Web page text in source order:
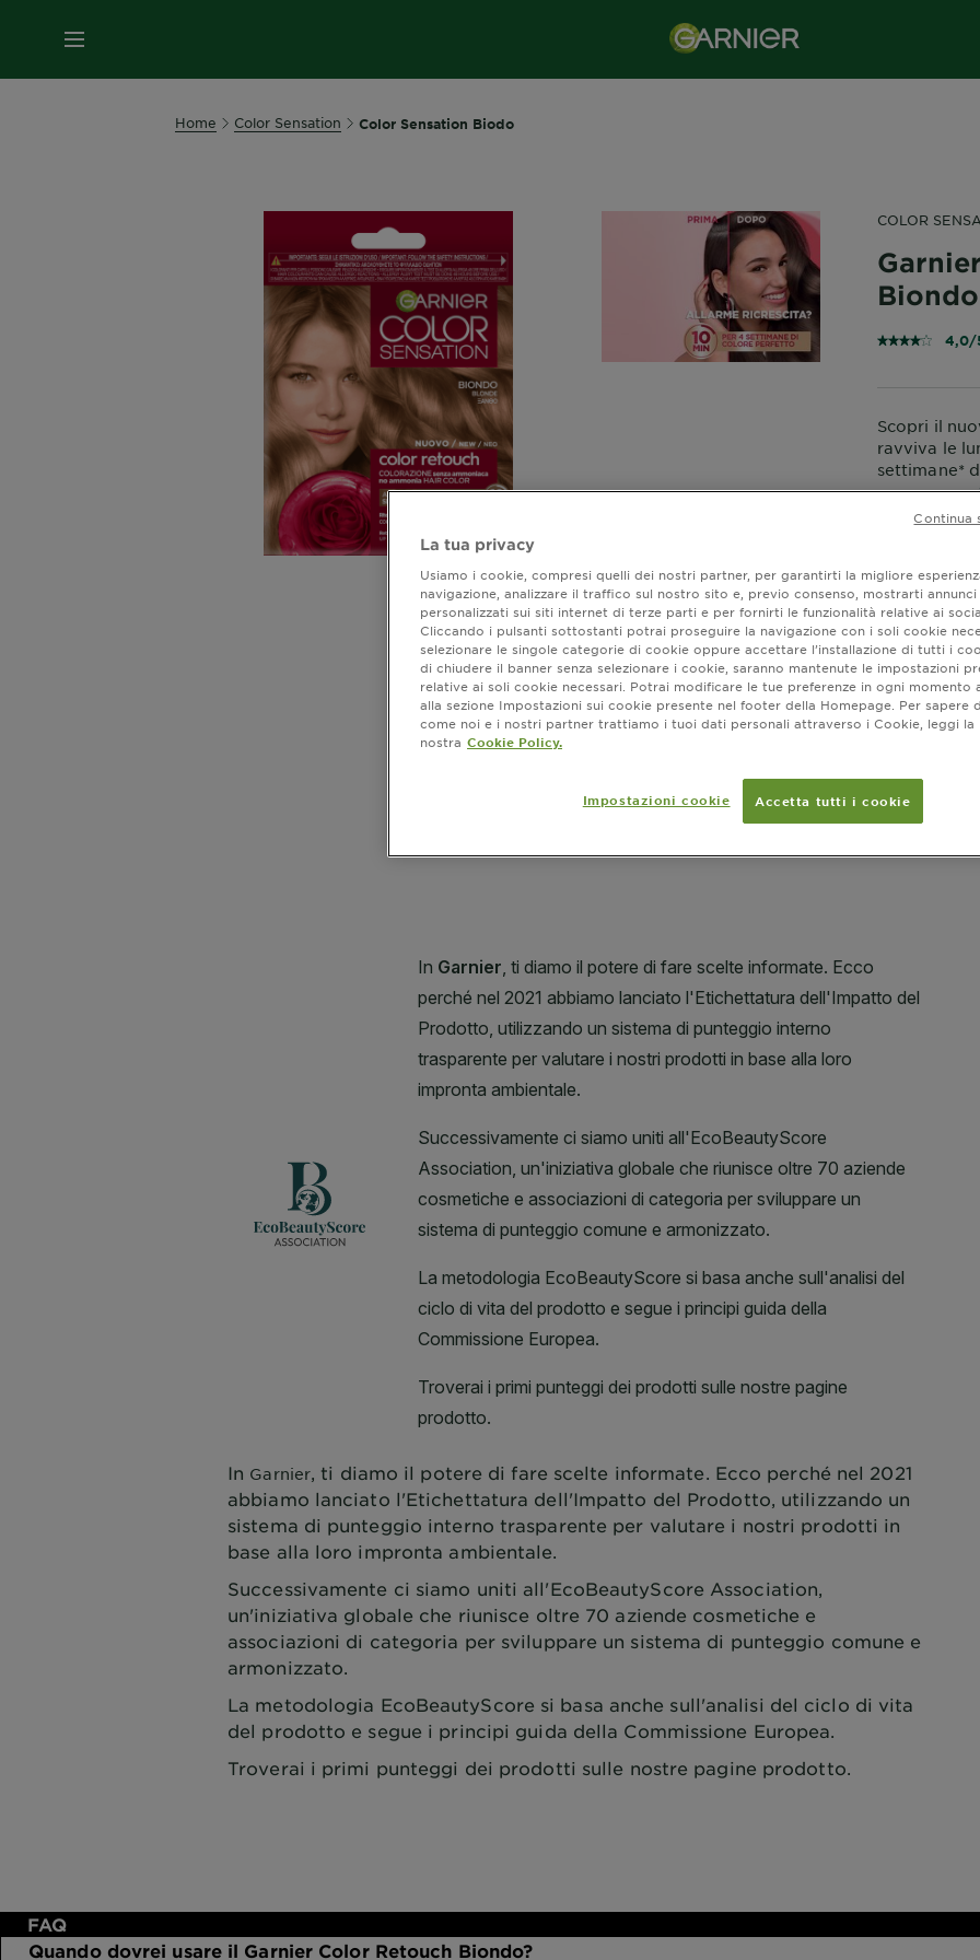
MENU
Home Color Sensation Color Sensation Biodo
SLIDE 1SLIDE 2SLIDE 3
SLIDE 4
COLOR
Biondo
4,0/
Scopri il
ravviva le
settimane*
copertura
MOSTRA DI
Dove
In Garnier, ti diamo il potere di fare scelte informate. Ecco perché nel 2021
abbiamo lanciato l'Etichettatura dell'Impatto del Prodotto, utilizzando un
sistema di punteggio interno trasparente per valutare i nostri prodotti in
base alla loro impronta ambientale.
Successivamente ci siamo uniti all'EcoBeautyScore Association,
un'iniziativa globale che riunisce oltre 70 aziende cosmetiche e
associazioni di categoria per sviluppare un sistema di punteggio comune e
armonizzato.
La metodologia EcoBeautyScore si basa anche sull'analisi del ciclo di vita
del prodotto e segue i principi guida della Commissione Europea.
Troverai i primi punteggi dei prodotti sulle nostre pagine prodotto.
FAQ
Quando dovrei usare il Garnier Color Retouch Biondo?
La tua privacy
Usiamo i cookie, compresi quelli dei nostri partner, per garantirti la migliore
navigazione, analizzare il traffico sul nostro sito e, previo consenso, mostrarti annunci
personalizzati sui siti internet di terze parti e per fornirti le funzionalità relative ai
Cliccando i pulsanti sottostanti potrai proseguire la navigazione con i soli cookie
selezionare le singole categorie di cookie oppure accettare l’installazione di tutti i
di chiudere il banner senza selezionare i cookie, saranno mantenute le impostazioni
relative ai soli cookie necessari. Potrai modificare le tue preferenze in ogni momento
alla sezione Impostazioni sui cookie presente nel footer della Homepage. Per sapere
come noi e i nostri partner trattiamo i tuoi dati personali attraverso i Cookie, leggi la
nostra Cookie Policy.
Impostazioni cookie Accetta tutti i cookie
Continua